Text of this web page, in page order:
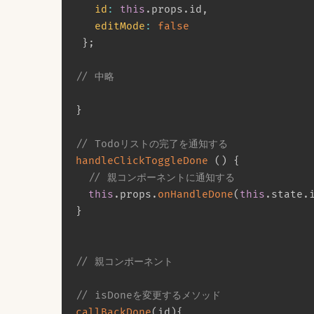
id : this . props . id ,
editMode :
false
} ;
// 中略
}
// Todoリストの完了を通知する
handleClickToggleDone
( )
{
// 親コンポーネントに通知する
this . props . onHandleDone( this . state .
}
// 親コンポーネント
// isDoneを変更するメソッド